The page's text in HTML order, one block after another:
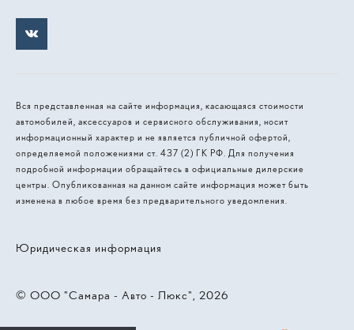
Вся представленная на сайте информация, касающаяся стоимости
автомобилей, аксессуаров и сервисного обслуживания, носит
информационный характер и не является публичной офертой,
определяемой положениями ст. 437 (2) ГК РФ. Для получения
подробной информации обращайтесь в официальные дилерские
центры. Опубликованная на данном сайте информация может быть
изменена в любое время без предварительного уведомления.
© 2026, ООО "Самара - Авто - Люкс"
Юридическая информация